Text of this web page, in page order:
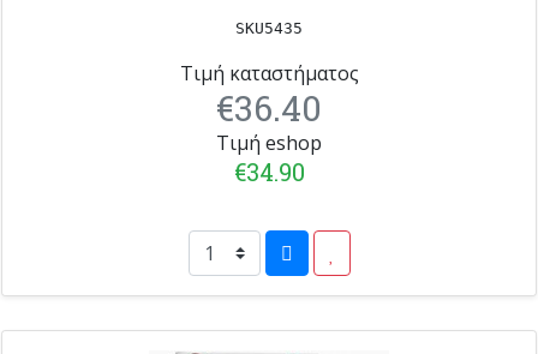
SKU5435
Τιμή καταστήματος
€36.40
Τιμή eshop
€34.90